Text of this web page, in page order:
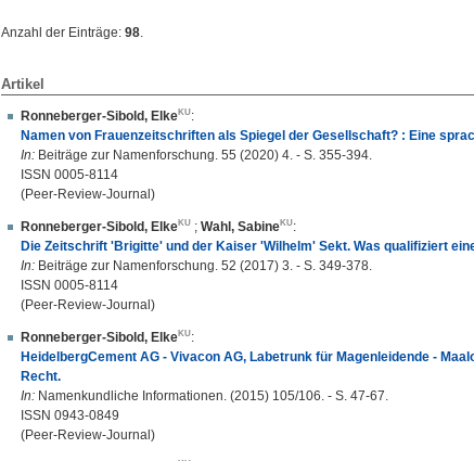
Anzahl der Einträge: 98.
Artikel
Ronneberger-Sibold, Elke
:
Namen von Frauenzeitschriften als Spiegel der Gesellschaft? : Eine
In: Beiträge zur Namenforschung. 55 (2020) 4. - S. 355-394.
ISSN 0005-8114
(Peer-Review-Journal)
Ronneberger-Sibold, Elke ; Wahl, Sabine
:
Die Zeitschrift 'Brigitte' und der Kaiser 'Wilhelm' Sekt. Was qualifiziert
In: Beiträge zur Namenforschung. 52 (2017) 3. - S. 349-378.
ISSN 0005-8114
(Peer-Review-Journal)
Ronneberger-Sibold, Elke
:
HeidelbergCement AG - Vivacon AG, Labetrunk für Magenleidende -
Recht.
In: Namenkundliche Informationen. (2015) 105/106. - S. 47-67.
ISSN 0943-0849
(Peer-Review-Journal)